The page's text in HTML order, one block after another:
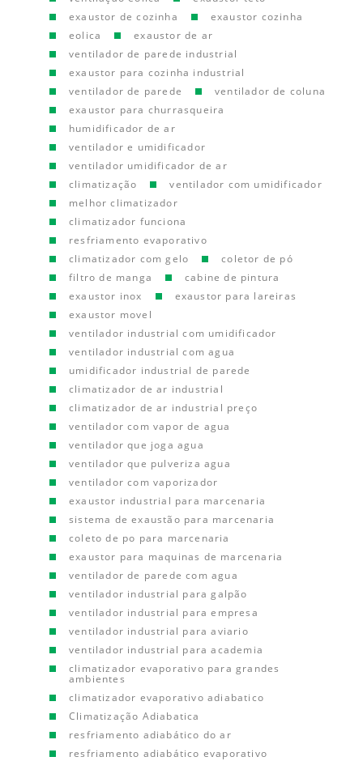
exaustor de cozinha
exaustor cozinha
eolica
exaustor de ar
ventilador de parede industrial
exaustor para cozinha industrial
ventilador de parede
ventilador de coluna
exaustor para churrasqueira
humidificador de ar
ventilador e umidificador
ventilador umidificador de ar
climatização
ventilador com umidificador
melhor climatizador
climatizador funciona
resfriamento evaporativo
climatizador com gelo
coletor de pó
filtro de manga
cabine de pintura
exaustor inox
exaustor para lareiras
exaustor movel
ventilador industrial com umidificador
ventilador industrial com agua
umidificador industrial de parede
climatizador de ar industrial
climatizador de ar industrial preço
ventilador com vapor de agua
ventilador que joga agua
ventilador que pulveriza agua
ventilador com vaporizador
exaustor industrial para marcenaria
sistema de exaustão para marcenaria
coleto de po para marcenaria
exaustor para maquinas de marcenaria
ventilador de parede com agua
ventilador industrial para galpão
ventilador industrial para empresa
ventilador industrial para aviario
ventilador industrial para academia
climatizador evaporativo para grandes
ambientes
climatizador evaporativo adiabatico
Climatização Adiabatica
resfriamento adiabático do ar
resfriamento adiabático evaporativo